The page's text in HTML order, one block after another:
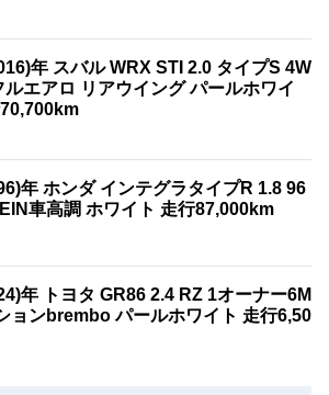
年 スバル WRX STI 2.0 タイプS 4W
ルエアロ リアウイング パールホワイ
70,700km
年 ホンダ インテグラタイプR 1.8 96
車高調 ホワイト 走行87,000km
年 トヨタ GR86 2.4 RZ 1オーナー6M
ョンbrembo パールホワイト 走行6,50